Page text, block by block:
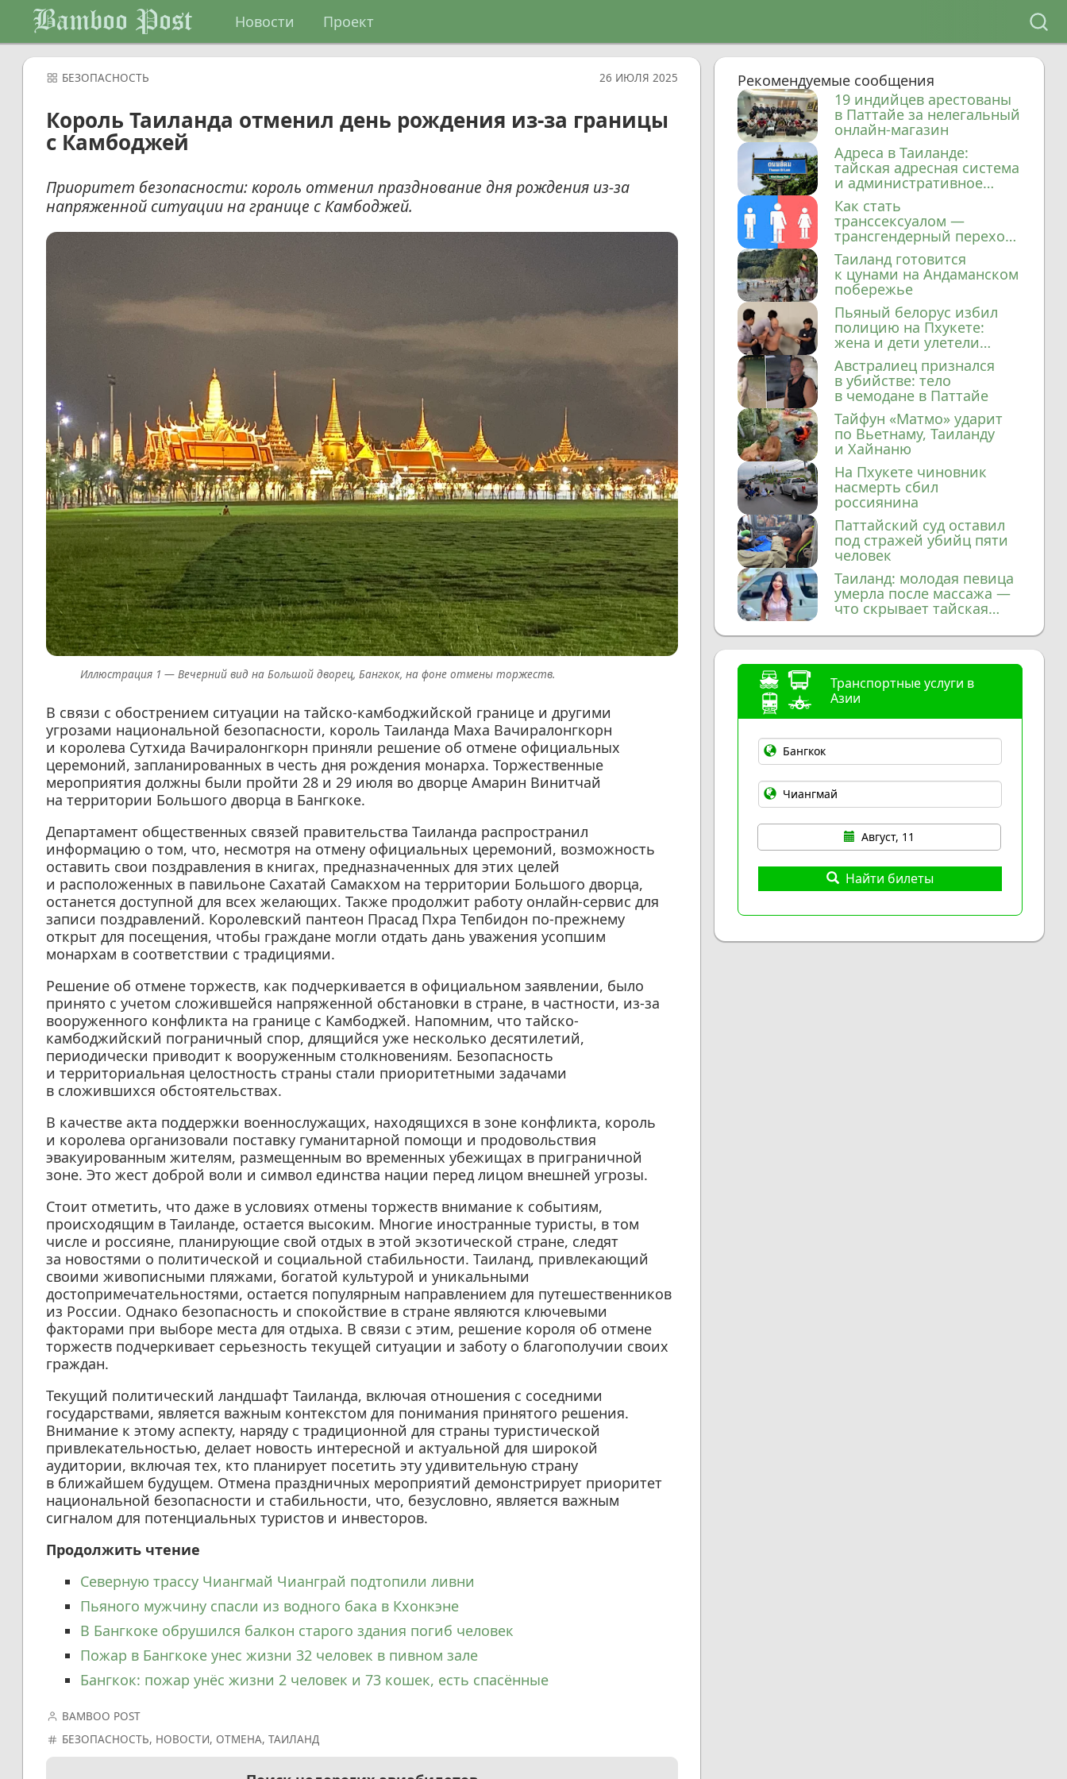
Bamboo Post Новости Проект
БЕЗОПАСНОСТЬ 26 ИЮЛЯ 2025
Король Таиланда отменил день рождения из-за границы
с Камбоджей
Приоритет безопасности: король отменил празднование дня рождения из-за
напряженной ситуации на границе с Камбоджей.
Вечерний вид на Большой дворец, Бангкок, на фоне отмены торжеств.
В связи с обострением ситуации на тайско-камбоджийской границе и другими
угрозами национальной безопасности, король Таиланда Маха Вачиралонгкорн
и королева Сутхида Вачиралонгкорн приняли решение об отмене официальных
церемоний, запланированных в честь дня рождения монарха. Торжественные
мероприятия должны были пройти 28 и 29 июля во дворце Амарин Винитчай
на территории Большого дворца в Бангкоке.
Департамент общественных связей правительства Таиланда распространил
информацию о том, что, несмотря на отмену официальных церемоний, возможность
оставить свои поздравления в книгах, предназначенных для этих целей
и расположенных в павильоне Сахатай Самакхом на территории Большого дворца,
останется доступной для всех желающих. Также продолжит работу онлайн-сервис для
записи поздравлений. Королевский пантеон Прасад Пхра Тепбидон по-прежнему
открыт для посещения, чтобы граждане могли отдать дань уважения усопшим
монархам в соответствии с традициями.
Решение об отмене торжеств, как подчеркивается в официальном заявлении, было
принято с учетом сложившейся напряженной обстановки в стране, в частности, из-за
вооруженного конфликта на границе с Камбоджей. Напомним, что тайско-
камбоджийский пограничный спор, длящийся уже несколько десятилетий,
периодически приводит к вооруженным столкновениям. Безопасность
и территориальная целостность страны стали приоритетными задачами
в сложившихся обстоятельствах.
В качестве акта поддержки военнослужащих, находящихся в зоне конфликта, король
и королева организовали поставку гуманитарной помощи и продовольствия
эвакуированным жителям, размещенным во временных убежищах в приграничной
зоне. Это жест доброй воли и символ единства нации перед лицом внешней угрозы.
Стоит отметить, что даже в условиях отмены торжеств внимание к событиям,
происходящим в Таиланде, остается высоким. Многие иностранные туристы, в том
числе и россияне, планирующие свой отдых в этой экзотической стране, следят
за новостями о политической и социальной стабильности. Таиланд, привлекающий
своими живописными пляжами, богатой культурой и уникальными
достопримечательностями, остается популярным направлением для путешественников
из России. Однако безопасность и спокойствие в стране являются ключевыми
факторами при выборе места для отдыха. В связи с этим, решение короля об отмене
торжеств подчеркивает серьезность текущей ситуации и заботу о благополучии своих
граждан.
Текущий политический ландшафт Таиланда, включая отношения с соседними
государствами, является важным контекстом для понимания принятого решения.
Внимание к этому аспекту, наряду с традиционной для страны туристической
привлекательностью, делает новость интересной и актуальной для широкой
аудитории, включая тех, кто планирует посетить эту удивительную страну
в ближайшем будущем. Отмена праздничных мероприятий демонстрирует приоритет
национальной безопасности и стабильности, что, безусловно, является важным
сигналом для потенциальных туристов и инвесторов.
Продолжить чтение
Северную трассу Чиангмай Чианграй подтопили ливни
Пьяного мужчину спасли из водного бака в Кхонкэне
В Бангкоке обрушился балкон старого здания погиб человек
Пожар в Бангкоке унес жизни 32 человек в пивном зале
Бангкок: пожар унёс жизни 2 человек и 73 кошек, есть спасённые
BAMBOO POST
БЕЗОПАСНОСТЬ, НОВОСТИ, ОТМЕНА,ТАИЛАНД
Рекомендуемые сообщения
19 индийцев арестованы
в Паттайе за нелегальный
онлайн-магазин
Адреса в Таиланде:
тайская адресная система
и административное
деление
Как стать
транссексуалом —
трансгендерный переход
в Таиланде
Таиланд готовится
к цунами на Андаманском
побережье
Пьяный белорус избил
полицию на Пхукете:
жена и дети улетели
домой
Австралиец признался
в убийстве: тело
в чемодане в Паттайе
Тайфун «Матмо» ударит
по Вьетнаму, Таиланду
и Хайнаню
На Пхукете чиновник
насмерть сбил
россиянина
Паттайский суд оставил
под стражей убийц пяти
человек
Таиланд: молодая певица
умерла после массажа —
что скрывает тайская
медицина?
Транспортные услуги в
Азии
Август, 11
Найти билеты